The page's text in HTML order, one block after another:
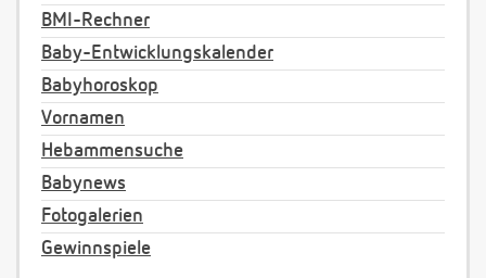
BMI-Rechner
Baby-Entwicklungskalender
Babyhoroskop
Vornamen
Hebammensuche
Babynews
Fotogalerien
Gewinnspiele